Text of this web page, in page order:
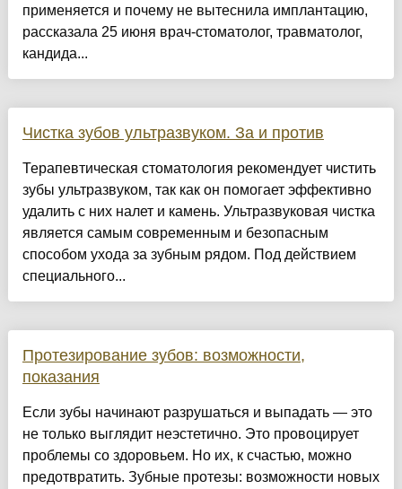
применяется и почему не вытеснила имплантацию,
рассказала 25 июня врач-стоматолог, травматолог,
кандида...
Чистка зубов ультразвуком. За и против
Терапевтическая стоматология рекомендует чистить
зубы ультразвуком, так как он помогает эффективно
удалить с них налет и камень. Ультразвуковая чистка
является самым современным и безопасным
способом ухода за зубным рядом. Под действием
специального...
Протезирование зубов: возможности,
показания
Если зубы начинают разрушаться и выпадать — это
не только выглядит неэстетично. Это провоцирует
проблемы со здоровьем. Но их, к счастью, можно
предотвратить. Зубные протезы: возможности новых